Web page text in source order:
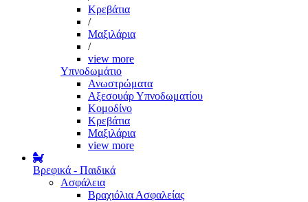
Κρεβάτια
/
Μαξιλάρια
/
view more
Υπνοδωμάτιο
Ανωστρώματα
Αξεσουάρ Υπνοδωματίου
Κομοδίνο
Κρεβάτια
Μαξιλάρια
view more
Βρεφικά - Παιδικά
Ασφάλεια
Βραχιόλια Ασφαλείας